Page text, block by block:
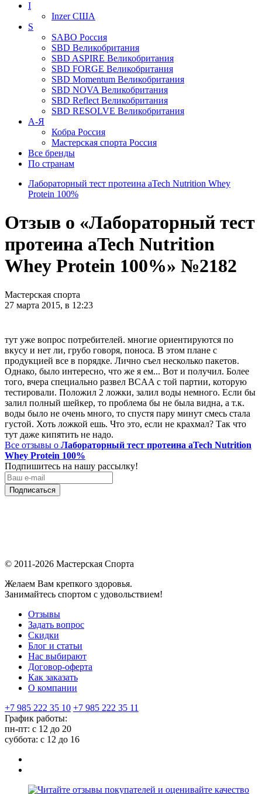
I
InzerСША
S
SABO Россия
SBD Великобритания
SBD ASPIRE Великобритания
SBD FORGE Великобритания
SBD Momentum Великобритания
SBD NOVA Великобритания
SBD Reflect Великобритания
SBD RESOLVE Великобритания
А-Я
Кобра Россия
Мастерская спорта Россия
Все бренды
По странам
Лабораторный тест протеина aTech Nutrition Whey
Protein 100%
Отзыв о «Лабораторный тест
протеина aTech Nutrition
Whey Protein 100%» №2182
Мастерская спорта
27 марта 2015, в 12:23
тут уже вопрос потребителей. многие ориентируются по
вкусу и нет ли, грубо говоря, поноса. В этом плане с
продукцией все в порядке. Лично съел несколько пакетов.
Однако, было интересно, что же я ем... Вот и получил. Более
того, вчера специально развел BCAA с той партии, которую
тестировали. Положил 2 ложки, залил воды немного. Если бы
залил полный шейкер, то проблема бы не была видна, а т.к.
воды было не очень много, то спустя пару минут смесь стала
густой. Хоть ложкой ешь. Что это, если не крахмал? Так что
тут даже кипятить не надо.
Все отзывы о Лабораторный тест протеина aTech Nutrition
Whey Protein 100%
Подпишитесь на нашу рассылку!
Подписаться
© 2011-2026 Мастерская Спорта
Желаем Вам крепкого здоровья.
Занимайтесь спортом с удовольствием!
Отзывы
Задать вопрос
Скидки
Блог и статьи
Нас выбирают
Договор-оферта
Как заказать
О компании
+7 985 222 35 10 +7 985 222 35 11
График работы:
пн-пт: с 12 до 20
суббота: c 12 до 16